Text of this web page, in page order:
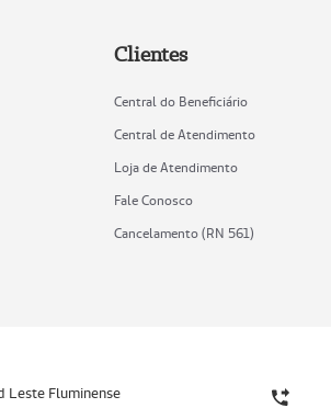
Clientes
Central do Beneficiário
Central de Atendimento
Loja de Atendimento
Fale Conosco
Cancelamento (RN 561)
Leste Fluminense